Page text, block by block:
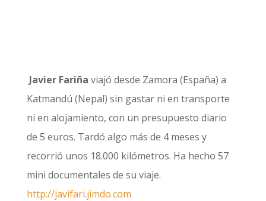
Javier Fariña viajó desde Zamora (España) a
Katmandú (Nepal) sin gastar ni en transporte
ni en alojamiento, con un presupuesto diario
de 5 euros. Tardó algo más de 4 meses y
recorrió unos 18.000 kilómetros. Ha hecho 57
mini documentales de su viaje.
http://javifari.jimdo.com